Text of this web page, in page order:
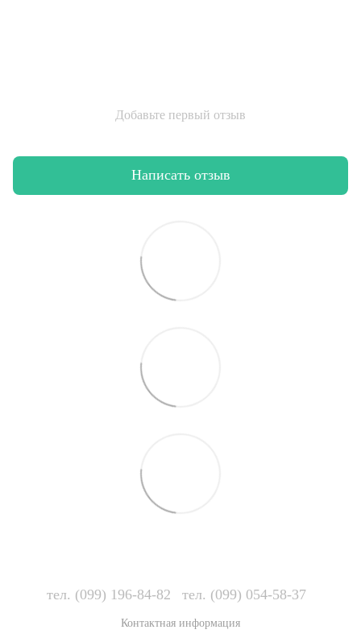
Добавьте первый отзыв
Написать отзыв
тел. (099) 196-84-82 тел. (099) 054-58-37
Контактная информация